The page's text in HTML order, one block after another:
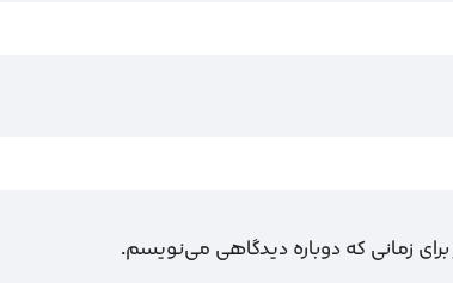
زمانی که دوباره دیدگاهی می‌نویسم.